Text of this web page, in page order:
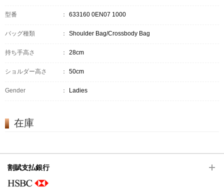
型番 ： 633160 0EN07 1000
バッグ種類 ： Shoulder Bag/Crossbody Bag
持ち手高さ ： 28cm
ショルダー高さ ： 50cm
Gender ： Ladies
在庫
割賦支払銀行